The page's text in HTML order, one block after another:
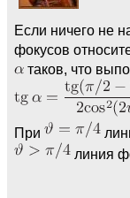
Если ничего не
фокусов
таков, что
При
линия